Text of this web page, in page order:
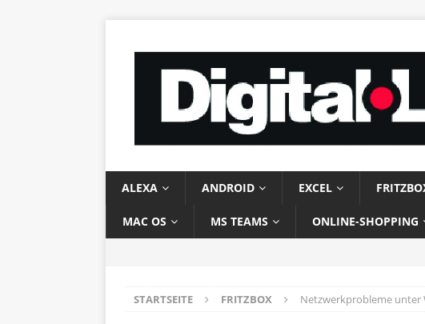
ALEXA ANDROID EXCEL
MAC OS MS TEAMS ONLINE-SHOPPING
STARTSEITE FRITZBOX Netzwerkprobleme unter